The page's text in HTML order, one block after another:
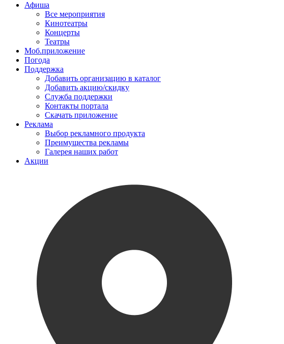
Афиша
Все мероприятия
Кинотеатры
Концерты
Театры
Моб.приложение
Погода
Поддержка
Добавить организацию в каталог
Добавить акцию/скидку
Служба поддержки
Контакты портала
Скачать приложение
Реклама
Выбор рекламного продукта
Преимущества рекламы
Галерея наших работ
Акции